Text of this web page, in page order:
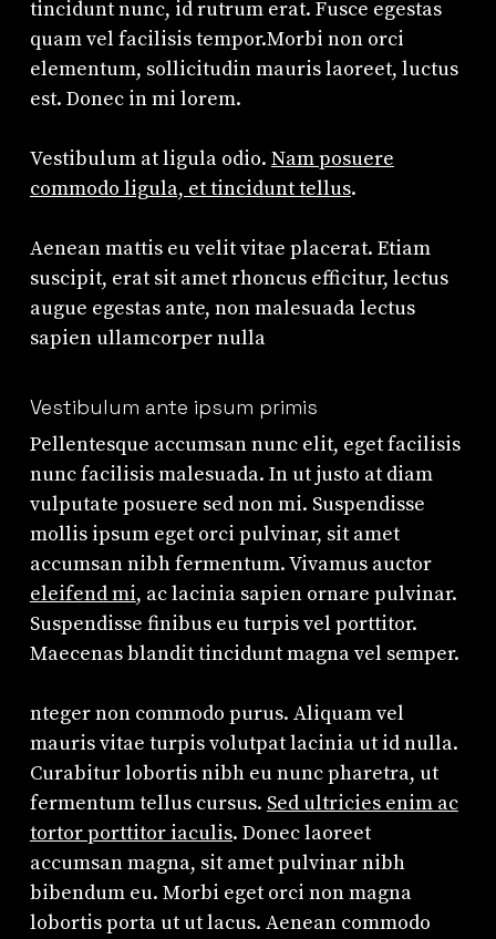
tincidunt nunc, id rutrum erat. Fusce egestas
quam vel facilisis tempor.Morbi non orci
elementum, sollicitudin mauris laoreet, luctus
est. Donec in mi lorem.
Vestibulum at ligula odio. Nam posuere
commodo ligula, et tincidunt tellus.
Aenean mattis eu velit vitae placerat. Etiam
suscipit, erat sit amet rhoncus efficitur, lectus
augue egestas ante, non malesuada lectus
sapien ullamcorper nulla
Vestibulum ante ipsum primis
Pellentesque accumsan nunc elit, eget facilisis
nunc facilisis malesuada. In ut justo at diam
vulputate posuere sed non mi. Suspendisse
mollis ipsum eget orci pulvinar, sit amet
accumsan nibh fermentum. Vivamus auctor
eleifend mi, ac lacinia sapien ornare pulvinar.
Suspendisse finibus eu turpis vel porttitor.
Maecenas blandit tincidunt magna vel semper.
nteger non commodo purus. Aliquam vel
mauris vitae turpis volutpat lacinia ut id nulla.
Curabitur lobortis nibh eu nunc pharetra, ut
fermentum tellus cursus. Sed ultricies enim ac
tortor porttitor iaculis. Donec laoreet
accumsan magna, sit amet pulvinar nibh
bibendum eu. Morbi eget orci non magna
lobortis porta ut ut lacus. Aenean commodo